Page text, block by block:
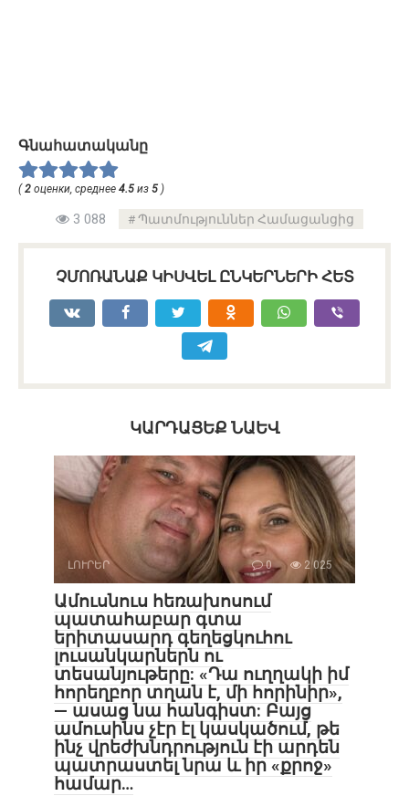
Գնահատականը
( 2 оценки, среднее 4.5 из 5 )
3 088 Պատմություններ Համացանցից
ՉՄՈՌԱՆԱՔ ԿԻՍՎԵԼ ԸՆԿԵՐՆԵՐԻ ՀԵՏ
ԿԱՐԴԱՑԵՔ ՆԱԵՎ
ԼՈՒՐԵՐ 0 2 025
Ամուսնուս հեռախոսում
պատահաբար գտա
երիտասարդ գեղեցկուհու
լուսանկարներն ու
տեսանյութերը: «Դա ուղղակի իմ
հորեղբոր տղան է, մի հորինիր»,
— ասաց նա հանգիստ: Բայց
ամուսինս չէր էլ կասկածում, թե
ինչ վրեժխնդրություն էի արդեն
պատրաստել նրա և իր «քրոջ»
համար…